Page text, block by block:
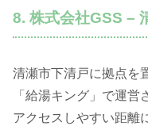
8. 株式会社GSS –
清瀬市下清戸に拠点を
「給湯キング」で運
アクセスしやすい距離